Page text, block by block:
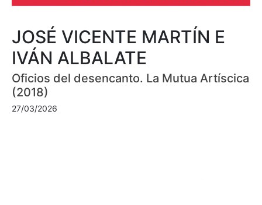
JOSÉ VICENTE MARTÍN E
IVÁN ALBALATE
Oficios del desencanto. La Mutua Artíscica
(2018)
27/03/2026